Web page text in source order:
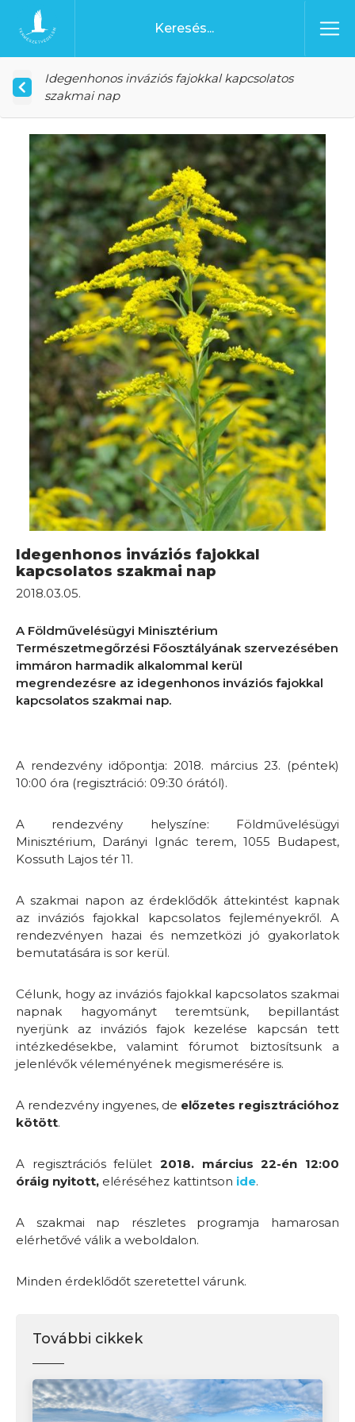
Ugrás a tartalomhoz
Főoldal
Idegenhonos inváziós fajokkal kapcsolatos
szakmai nap
Idegenhonos inváziós fajokkal
kapcsolatos szakmai nap
2018.03.05.
A Földművelésügyi Minisztérium
Természetmegőrzési Főosztályának szervezésében
immáron harmadik alkalommal kerül
megrendezésre az idegenhonos inváziós fajokkal
kapcsolatos szakmai nap.
A rendezvény időpontja: 2018. március 23. (péntek)
10:00 óra (regisztráció: 09:30 órától).
A rendezvény helyszíne: Földművelésügyi
Minisztérium, Darányi Ignác terem, 1055 Budapest,
Kossuth Lajos tér 11.
A szakmai napon az érdeklődők áttekintést kapnak
az inváziós fajokkal kapcsolatos fejleményekről. A
rendezvényen hazai és nemzetközi jó gyakorlatok
bemutatására is sor kerül.
Célunk, hogy az inváziós fajokkal kapcsolatos szakmai
napnak hagyományt teremtsünk, bepillantást
nyerjünk az inváziós fajok kezelése kapcsán tett
intézkedésekbe, valamint fórumot biztosítsunk a
jelenlévők véleményének megismerésére is.
A rendezvény ingyenes, de előzetes regisztrációhoz
kötött.
A regisztrációs felület 2018. március 22-én 12:00
óráig nyitott, eléréséhez kattintson ide.
A szakmai nap részletes programja hamarosan
elérhetővé válik a weboldalon.
Minden érdeklődőt szeretettel várunk.
További cikkek